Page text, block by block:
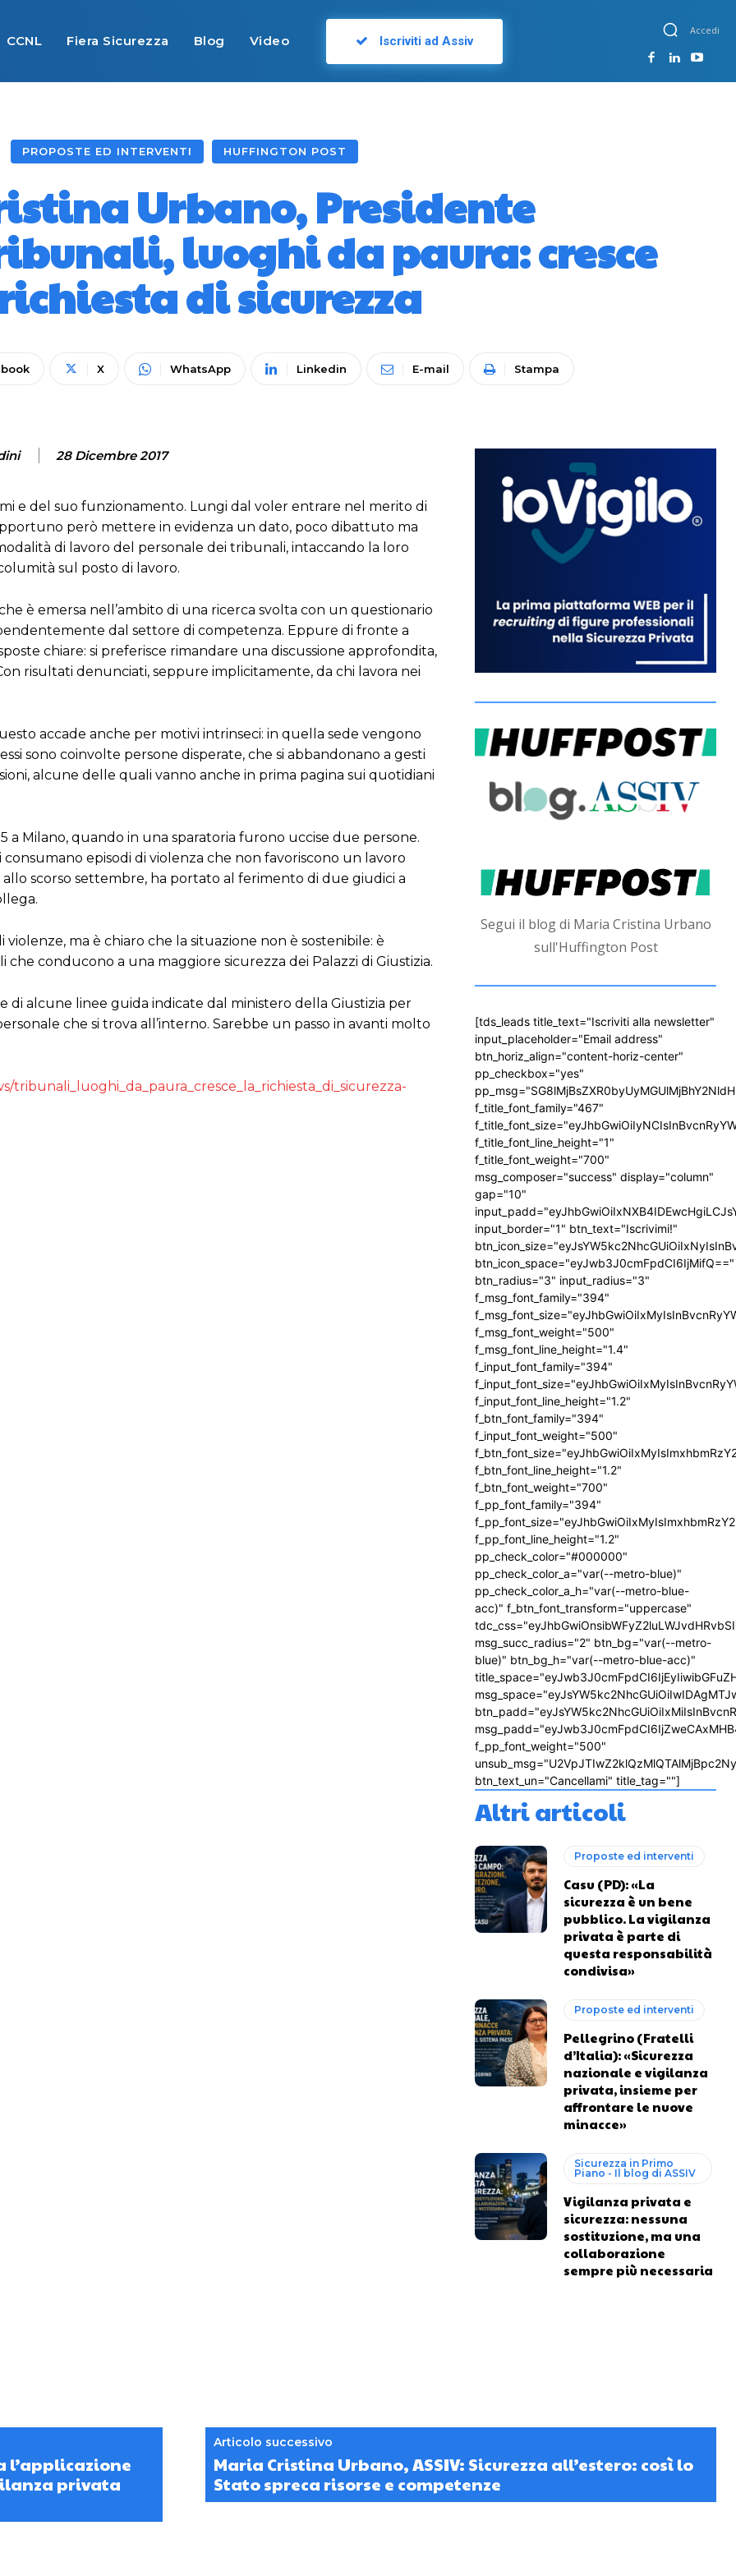
CCNL Fiera Sicurezza Blog Video Iscriviti ad Assiv
Accedi
PROPOSTE ED INTERVENTI HUFFINGTON POST
Urbano, Presidente
luoghi da paura: cresce
di sicurezza
X WhatsApp Linkedin E-mail Stampa
28 Dicembre 2017
e del suo funzionamento. Lungi dal voler entrare nel merito di
però mettere in evidenza un dato, poco dibattuto ma
di lavoro del personale dei tribunali, intaccando la loro
sul posto di lavoro.
è emersa nell’ambito di una ricerca svolta con un questionario
dal settore di competenza. Eppure di fronte a
chiare: si preferisce rimandare una discussione approfondita,
risultati denunciati, seppure implicitamente, da chi lavora nei
accade anche per motivi intrinseci: in quella sede vengono
sono coinvolte persone disperate, che si abbandonano a gesti
alcune delle quali vanno anche in prima pagina sui quotidiani
a Milano, quando in una sparatoria furono uccise due persone.
episodi di violenza che non favoriscono un lavoro
scorso settembre, ha portato al ferimento di due giudici a
ma è chiaro che la situazione non è sostenibile: è
conducono a una maggiore sicurezza dei Palazzi di Giustizia.
di alcune linee guida indicate dal ministero della Giustizia per
che si trova all’interno. Sarebbe un passo in avanti molto
Segui il blog di Maria Cristina Urbano
sull'Huffington Post
[tds_leads title_text="Iscriviti alla newsletter"
input_placeholder="Email address"
btn_horiz_align="content-horiz-center"
pp_checkbox="yes"
f_title_font_family="467"
f_title_font_line_height="1"
f_title_font_weight="700"
msg_composer="success" display="column"
gap="10"
input_border="1" btn_text="Iscrivimi!"
btn_icon_space="eyJwb3J0cmFpdCI6IjMifQ=="
btn_radius="3" input_radius="3"
f_msg_font_family="394"
f_msg_font_weight="500"
f_msg_font_line_height="1.4"
f_input_font_family="394"
f_input_font_line_height="1.2"
f_btn_font_family="394"
f_input_font_weight="500"
f_btn_font_line_height="1.2"
f_btn_font_weight="700"
f_pp_font_family="394"
f_pp_font_line_height="1.2"
pp_check_color="#000000"
pp_check_color_a="var(--metro-blue)"
pp_check_color_a_h="var(--metro-blue-
acc)" f_btn_font_transform="uppercase"
msg_succ_radius="2" btn_bg="var(--metro-
blue)" btn_bg_h="var(--metro-blue-acc)"
f_pp_font_weight="500"
btn_text_un="Cancellami" title_tag=""]
Altri articoli
Proposte ed interventi
Casu (PD): «La
sicurezza è un bene
pubblico. La vigilanza
privata è parte di
questa responsabilità
condivisa»
Proposte ed interventi
Pellegrino (Fratelli
d’Italia): «Sicurezza
nazionale e vigilanza
privata, insieme per
affrontare le nuove
minacce»
Sicurezza in Primo
Piano - Il blog di ASSIV
Vigilanza privata e
sicurezza: nessuna
sostituzione, ma una
collaborazione
sempre più necessaria
l’applicazione
privata
Articolo successivo
Maria Cristina Urbano, ASSIV: Sicurezza all’estero: così lo
Stato spreca risorse e competenze